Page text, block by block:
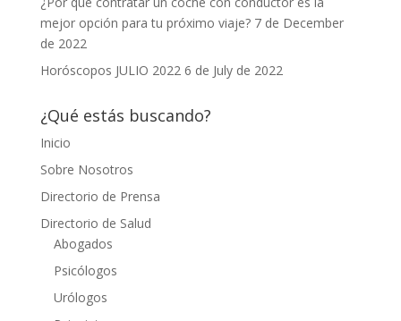
mejor opción para tu próximo viaje? 7 de December
de 2022
Horóscopos JULIO 2022 6 de July de 2022
¿Qué estás buscando?
Inicio
Sobre Nosotros
Directorio de Prensa
Directorio de Salud
Abogados
Psicólogos
Urólogos